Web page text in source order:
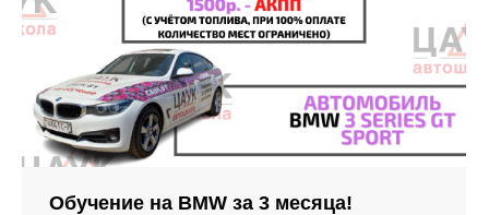
Обучение на BMW за 3 месяца!